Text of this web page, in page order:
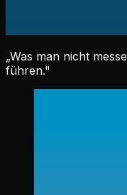
„Was man nicht
führen."